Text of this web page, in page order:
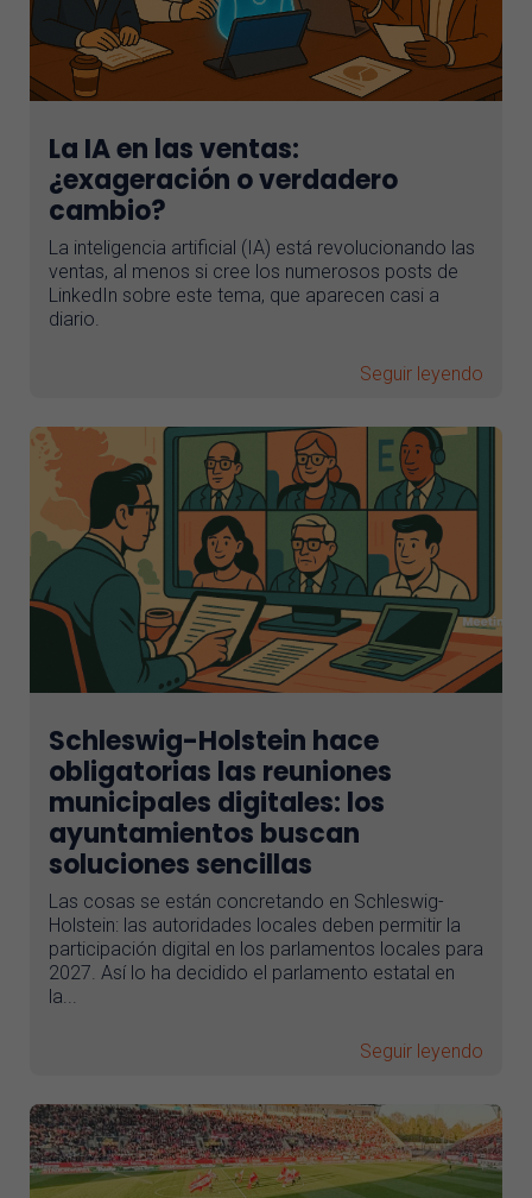
La IA en las ventas:
¿exageración o verdadero
cambio?
La inteligencia artificial (IA) está revolucionando las
ventas, al menos si cree los numerosos posts de
LinkedIn sobre este tema, que aparecen casi a
diario.
Seguir leyendo
Schleswig-Holstein hace
obligatorias las reuniones
municipales digitales: los
ayuntamientos buscan
soluciones sencillas
Las cosas se están concretando en Schleswig-
Holstein: las autoridades locales deben permitir la
participación digital en los parlamentos locales para
2027. Así lo ha decidido el parlamento estatal en
la...
Seguir leyendo